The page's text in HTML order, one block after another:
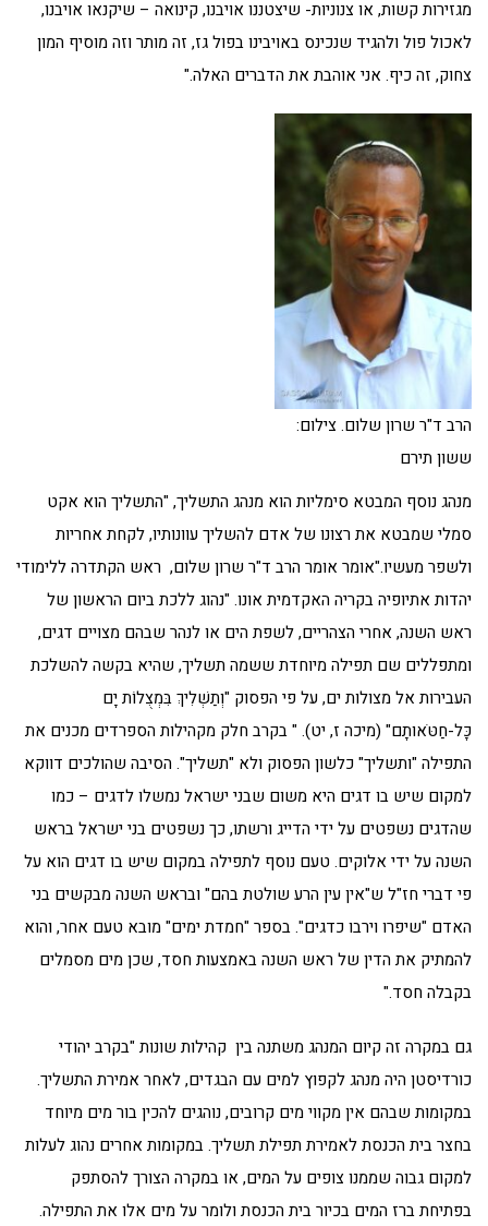
מגזירות קשות, או צנוניות- שיצטננו אויבנו, קינואה – שיקנאו אויבנו,
לאכול פול ולהגיד שנכינס באויבינו בפול גז, זה מותר וזה מוסיף המון
צחוק, זה כיף. אני אוהבת את הדברים האלה."
הרב ד"ר שרון שלום. צילום:
ששון תירם
מנהג נוסף המבטא סימליות הוא מנהג התשליך, "התשליך הוא אקט
סמלי שמבטא את רצונו של אדם להשליך עוונותיו, לקחת אחריות
ולשפר מעשיו."אומר אומר הרב ד"ר שרון שלום, ראש הקתדרה ללימודי
יהדות אתיופיה בקריה האקדמית אונו. "נהוג ללכת ביום הראשון של
ראש השנה, אחרי הצהריים, לשפת הים או לנהר שבהם מצויים דגים,
ומתפללים שם תפילה מיוחדת ששמה תשליך, שהיא בקשה להשלכת
העבירות אל מצולות ים, על פי הפסוק "וְתַשְׁלִיךְ בִּמְצֻלוֹת יָם
כָּל-חַטֹּאותָם" (מיכה ז, יט). " בקרב חלק מקהילות הספרדים מכנים את
התפילה "ותשליך" כלשון הפסוק ולא "תשליך". הסיבה שהולכים דווקא
למקום שיש בו דגים היא משום שבני ישראל נמשלו לדגים – כמו
שהדגים נשפטים על ידי הדייג ורשתו, כך נשפטים בני ישראל בראש
השנה על ידי אלוקים. טעם נוסף לתפילה במקום שיש בו דגים הוא על
פי דברי חז"ל ש"אין עין הרע שולטת בהם" ובראש השנה מבקשים בני
האדם "שיפרו וירבו כדגים". בספר "חמדת ימים" מובא טעם אחר, והוא
להמתיק את הדין של ראש השנה באמצעות חסד, שכן מים מסמלים
בקבלה חסד."
גם במקרה זה קיום המנהג משתנה בין קהילות שונות "בקרב יהודי
כורדיסטן היה מנהג לקפוץ למים עם הבגדים, לאחר אמירת התשליך.
במקומות שבהם אין מקווי מים קרובים, נוהגים להכין בור מים מיוחד
בחצר בית הכנסת לאמירת תפילת תשליך. במקומות אחרים נהוג לעלות
למקום גבוה שממנו צופים על המים, או במקרה הצורך להסתפק
בפתיחת ברז המים בכיור בית הכנסת ולומר על מים אלו את התפילה.